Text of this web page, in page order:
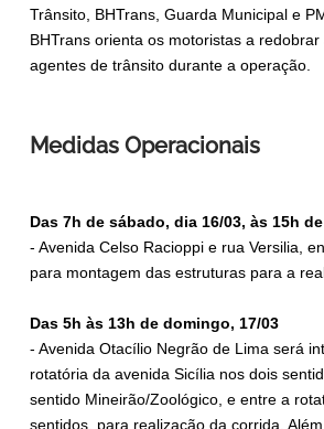
Trânsito, BHTrans, Guarda Municipal e
BHTrans orienta os motoristas a
agentes de trânsito durante a operação.
Medidas Operacionais
Das 7h de sábado, dia 16/03, às 15h
- Avenida Celso Racioppi e rua Versilia,
para montagem das estruturas para a
Das 5h às 13h de domingo, 17/03
- Avenida Otacílio Negrão de Lima será
rotatória da avenida Sicília nos dois
sentido Mineirão/Zoológico, e entre a
sentidos, para realização da corrida.